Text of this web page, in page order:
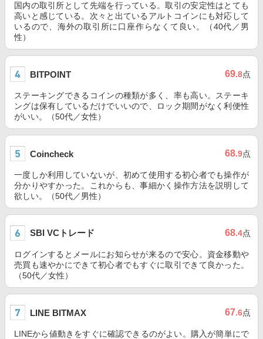
国内の取引所として先端を行っている。取引の安定性はとても
高いと感じている。次々と出ているアルトコインにも対応して
いるので、海外の取引所に口座作らなくて良い。（40代／男
性）
BITPOINT 69.8点
ステーキングできるコインの種類が多く、率も高い。ステーキ
ングは保有しているだけでいいので、ロック期間がなく利便性
がいい。（50代／女性）
Coincheck 68.9点
一度しか利用していないが、初めて使用する初心者でも操作が
分かりやすかった。これからも、事細かく操作方法を説明して
欲しい。（50代／男性）
SBI VCトレード 68.4点
ログインするとメールにお知らせが来るので安心。資金移動や
売買も速やかにできて初心者でもすぐに取引できて良かった。
（50代／女性）
LINE BITMAX 67.6点
LINEから値動きをすぐに確認できるのがよい。購入が簡単にで